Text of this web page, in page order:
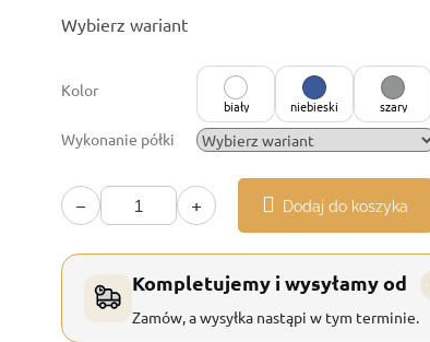
jednostkowa:
Wybierz wariant
Kolor
biały niebieski szary
Wykonanie półki
− + Dodaj do koszyka
Kompletujemy i wysyłamy od
Zamów, a wysyłka nastąpi w tym terminie.